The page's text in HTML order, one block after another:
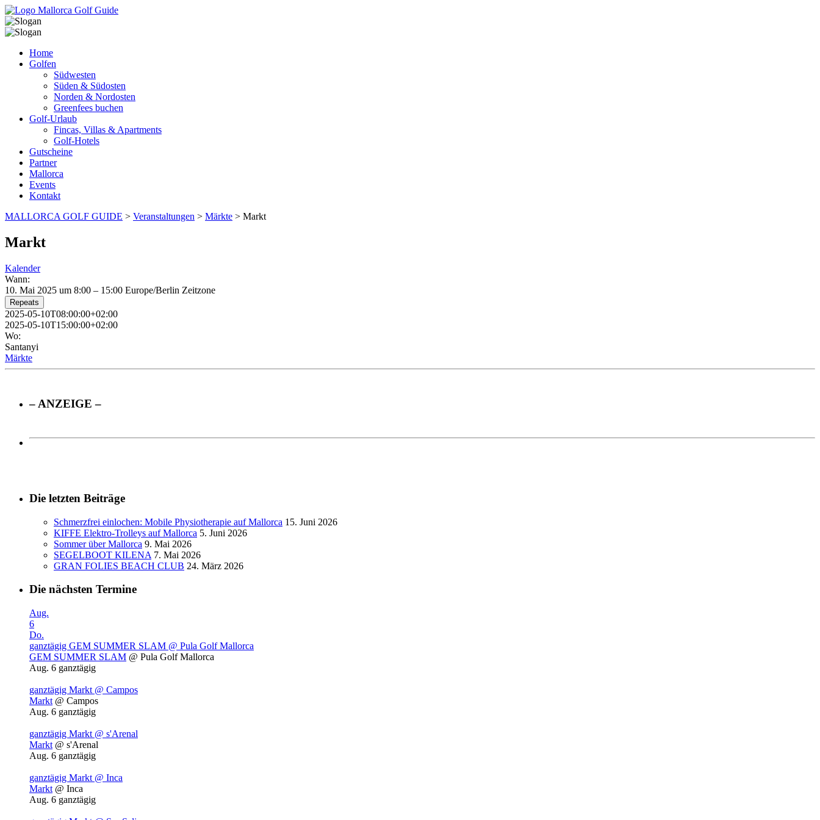
Home
Golfen
Südwesten
Süden & Südosten
Norden & Nordosten
Greenfees buchen
Golf-Urlaub
Fincas, Villas & Apartments
Golf-Hotels
Gutscheine
Partner
Mallorca
Events
Kontakt
MALLORCA GOLF GUIDE > Veranstaltungen > Märkte > Markt
Markt
Kalender
Wann:
10. Mai 2025 um 8:00 – 15:00 Europe/Berlin Zeitzone
Repeats
2025-05-10T08:00:00+02:00
2025-05-10T15:00:00+02:00
Wo:
Santanyi
Märkte
– ANZEIGE –
Die letzten Beiträge
Schmerzfrei einlochen: Mobile Physiotherapie auf Mallorca 15. Juni 2026
KIFFE Elektro-Trolleys auf Mallorca 5. Juni 2026
Sommer über Mallorca 9. Mai 2026
SEGELBOOT KILENA 7. Mai 2026
GRAN FOLIES BEACH CLUB 24. März 2026
Die nächsten Termine
Aug.
6
Do.
ganztägig GEM SUMMER SLAM @ Pula Golf Mallorca
GEM SUMMER SLAM @ Pula Golf Mallorca
Aug. 6 ganztägig
ganztägig Markt @ Campos
Markt @ Campos
Aug. 6 ganztägig
ganztägig Markt @ s'Arenal
Markt @ s'Arenal
Aug. 6 ganztägig
ganztägig Markt @ Inca
Markt @ Inca
Aug. 6 ganztägig